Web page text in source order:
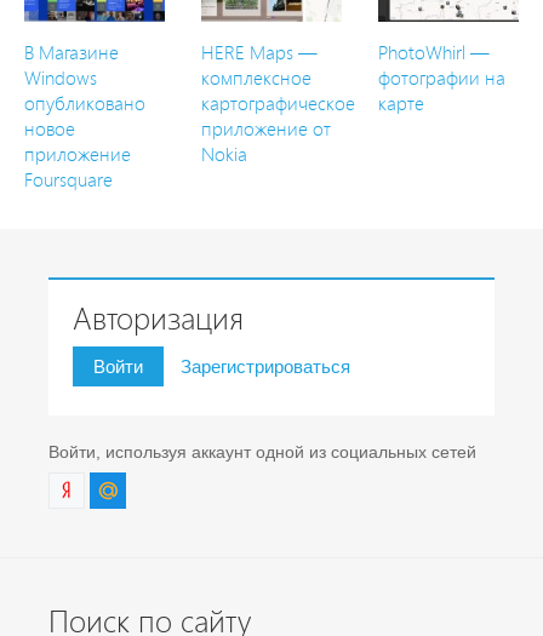
В Магазине
Windows
опубликовано
новое
приложение
Foursquare
HERE Maps —
комплексное
картографическое
приложение от
Nokia
PhotoWhirl —
фотографии на
карте
Авторизация
Войти Зарегистрироваться
Войти, используя аккаунт одной из социальных сетей
Поиск по сайту